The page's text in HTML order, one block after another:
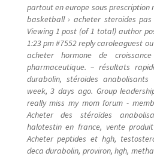
partout en europe sous prescription
basketball › acheter steroides
Viewing 1 post (of 1 total) author
1:23 pm #7552 reply caroleaguest
acheter hormone de
pharmaceutique. – résultats
durabolin, stéroides
week, 3 days ago. Group
really miss my mom forum -
Acheter des stéroïdes
halotestin en france, vente
Acheter peptides et hgh,
deca durabolin, proviron, hgh,